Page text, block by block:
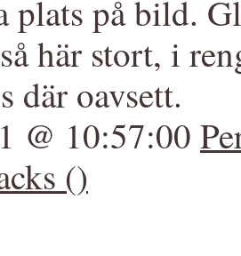
plats på bild.
här stort, i
där oavsett.
@ 10:57:00
()